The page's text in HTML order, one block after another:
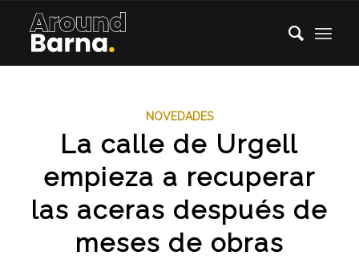
NOVEDADES
La calle de Urgell
empieza a recuperar
las aceras después de
meses de obras